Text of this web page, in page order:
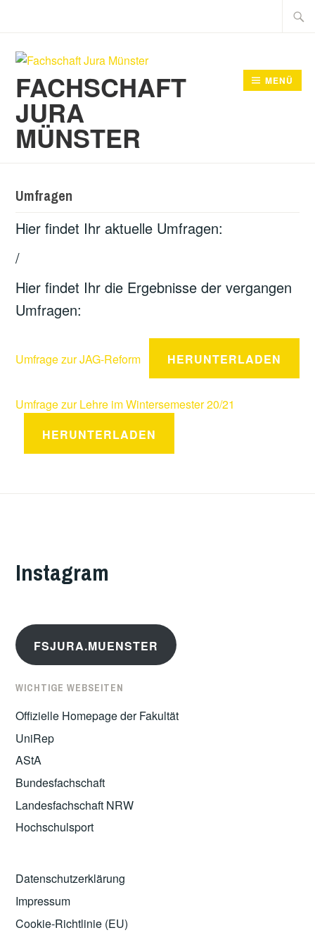
Suche
nach:
FACHSCHAFT
JURA
MÜNSTER
MENÜ
Umfragen
Hier findet Ihr aktuelle Umfragen:
/
Hier findet Ihr die Ergebnisse der vergangen
Umfragen:
Umfrage zur JAG-Reform HERUNTERLADEN
Umfrage zur Lehre im Wintersemester 20/21
HERUNTERLADEN
Instagram
FSJURA.MUENSTER
WICHTIGE WEBSEITEN
Offizielle Homepage der Fakultät
UniRep
AStA
Bundesfachschaft
Landesfachschaft NRW
Hochschulsport
Datenschutzerklärung
Impressum
Cookie-Richtlinie (EU)